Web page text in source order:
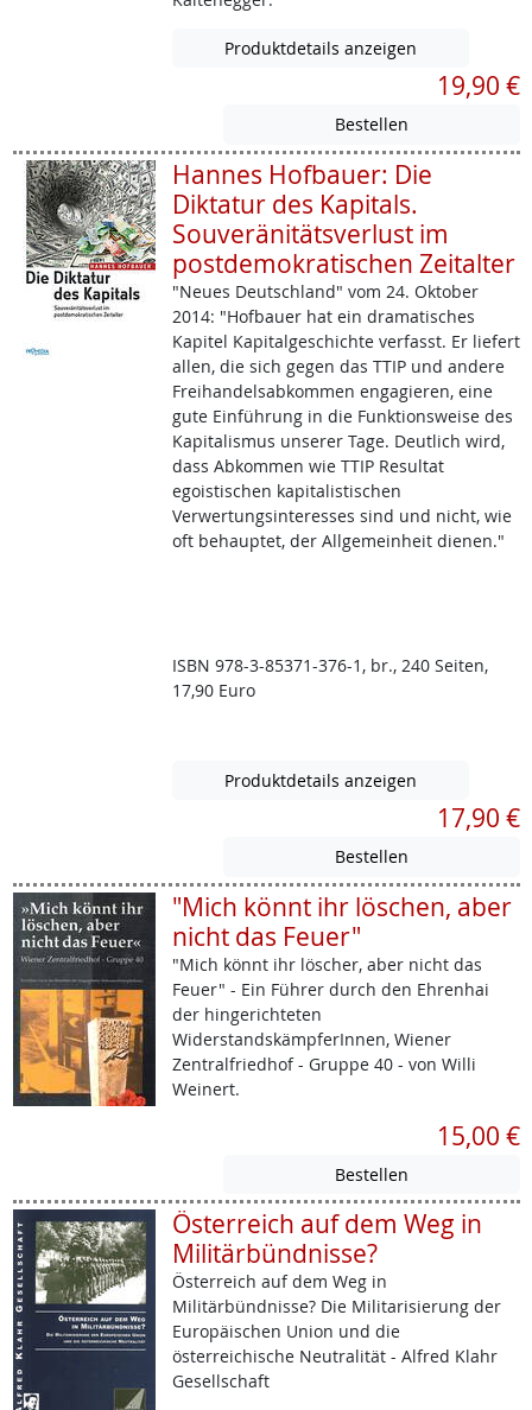
Produktdetails anzeigen
19,90 €
Hannes Hofbauer: Die
Diktatur des Kapitals.
Souveränitätsverlust im
postdemokratischen Zeitalter
"Neues Deutschland" vom 24. Oktober
2014: "Hofbauer hat ein dramatisches
Kapitel Kapitalgeschichte verfasst. Er liefert
allen, die sich gegen das TTIP und andere
Freihandelsabkommen engagieren, eine
gute Einführung in die Funktionsweise des
Kapitalismus unserer Tage. Deutlich wird,
dass Abkommen wie TTIP Resultat
egoistischen kapitalistischen
Verwertungsinteresses sind und nicht, wie
oft behauptet, der Allgemeinheit dienen."
ISBN 978-3-85371-376-1, br., 240 Seiten,
17,90 Euro
Produktdetails anzeigen
17,90 €
"Mich könnt ihr löschen, aber
nicht das Feuer"
"Mich könnt ihr löscher, aber nicht das
Feuer" - Ein Führer durch den Ehrenhai
der hingerichteten
WiderstandskämpferInnen, Wiener
Zentralfriedhof - Gruppe 40 - von Willi
Weinert.
15,00 €
Österreich auf dem Weg in
Militärbündnisse?
Österreich auf dem Weg in
Militärbündnisse? Die Militarisierung der
Europäischen Union und die
österreichische Neutralität - Alfred Klahr
Gesellschaft